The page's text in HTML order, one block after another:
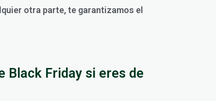
otra parte, te garantizamos el
Black Friday si eres de